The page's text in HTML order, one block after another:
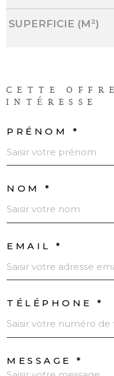
SUPERFICIE (M²)
CETTE OFFRE
INTÉRESSE
PRÉNOM *
NOM *
EMAIL *
TÉLÉPHONE *
MESSAGE *